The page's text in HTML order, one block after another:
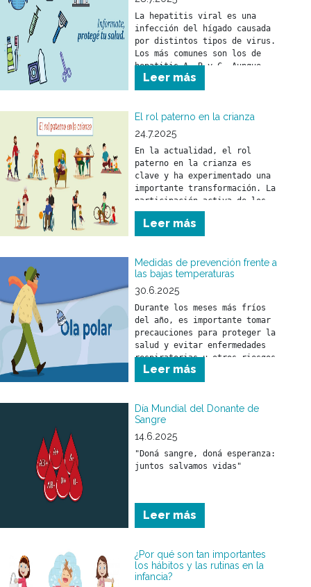
La hepatitis viral es una
infección del hígado causada
por distintos tipos de virus.
Los más comunes son los de
hepatitis A, B y C. Aunque
puede llegar a ser grave, es
prevenible y tratable gracias
efectivos.
Leer más
El rol paterno en la crianza
24.7.2025
En la actualidad, el rol
paterno en la crianza es
clave y ha experimentado una
importante transformación. La
participación activa de los
padres fortalece el vínculo
con sus hijos y tiene un
impacto positivo en su
social.
Leer más
Medidas de prevención frente a
las bajas temperaturas
30.6.2025
Durante los meses más fríos
del año, es importante tomar
precauciones para proteger la
salud y evitar enfermedades
respiratorias u otros riesgos
asociados al descenso de la
temperatura.
Leer más
Día Mundial del Donante de
Sangre
14.6.2025
"Doná sangre, doná esperanza:
juntos salvamos vidas"
Leer más
¿Por qué son tan importantes
los hábitos y las rutinas en la
infancia?